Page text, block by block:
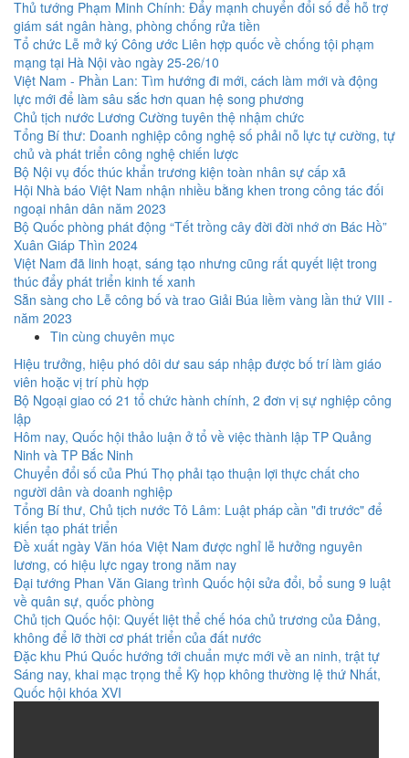
Thủ tướng Phạm Minh Chính: Đẩy mạnh chuyển đổi số để hỗ trợ
giám sát ngân hàng, phòng chống rửa tiền
Tổ chức Lễ mở ký Công ước Liên hợp quốc về chống tội phạm
mạng tại Hà Nội vào ngày 25-26/10
Việt Nam - Phần Lan: Tìm hướng đi mới, cách làm mới và động
lực mới để làm sâu sắc hơn quan hệ song phương
Chủ tịch nước Lương Cường tuyên thệ nhậm chức
Tổng Bí thư: Doanh nghiệp công nghệ số phải nỗ lực tự cường, tự
chủ và phát triển công nghệ chiến lược
Bộ Nội vụ đốc thúc khẩn trương kiện toàn nhân sự cấp xã
Hội Nhà báo Việt Nam nhận nhiều bằng khen trong công tác đối
ngoại nhân dân năm 2023
Bộ Quốc phòng phát động “Tết trồng cây đời đời nhớ ơn Bác Hồ”
Xuân Giáp Thìn 2024
Việt Nam đã linh hoạt, sáng tạo nhưng cũng rất quyết liệt trong
thúc đẩy phát triển kinh tế xanh
Sẵn sàng cho Lễ công bố và trao Giải Búa liềm vàng lần thứ VIII -
năm 2023
Tin cùng chuyên mục
Hiệu trưởng, hiệu phó dôi dư sau sáp nhập được bố trí làm giáo
viên hoặc vị trí phù hợp
Bộ Ngoại giao có 21 tổ chức hành chính, 2 đơn vị sự nghiệp công
lập
Hôm nay, Quốc hội thảo luận ở tổ về việc thành lập TP Quảng
Ninh và TP Bắc Ninh
Chuyển đổi số của Phú Thọ phải tạo thuận lợi thực chất cho
người dân và doanh nghiệp
Tổng Bí thư, Chủ tịch nước Tô Lâm: Luật pháp cần "đi trước" để
kiến tạo phát triển
Đề xuất ngày Văn hóa Việt Nam được nghỉ lễ hưởng nguyên
lương, có hiệu lực ngay trong năm nay
Đại tướng Phan Văn Giang trình Quốc hội sửa đổi, bổ sung 9 luật
về quân sự, quốc phòng
Chủ tịch Quốc hội: Quyết liệt thể chế hóa chủ trương của Đảng,
không để lỡ thời cơ phát triển của đất nước
Đặc khu Phú Quốc hướng tới chuẩn mực mới về an ninh, trật tự
Sáng nay, khai mạc trọng thể Kỳ họp không thường lệ thứ Nhất,
Quốc hội khóa XVI